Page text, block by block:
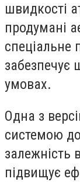
швидкості
продумані
спеціальне
забезпечує
умовах.
Одна з
системою
залежність
підвищує